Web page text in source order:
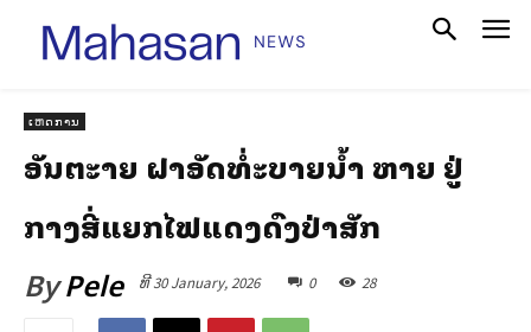
ເຫດການ
ອັນຕະລາຍ ຝາອັດທໍ່ລະບາຍນ້ຳ ຫາຍ ຢູ່
ກາງສີ່ແຍກໄຟແດງດົງປ່າສັກ
ByPele ທີ 30 January, 2026 0 28